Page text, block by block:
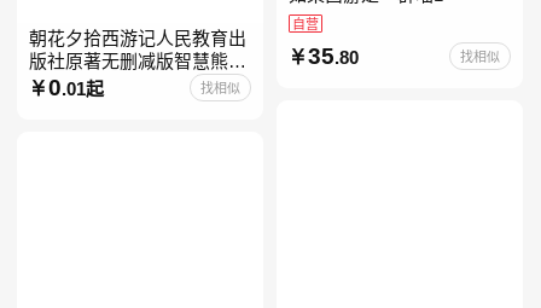
自营
35.80 找相似
朝花夕拾西游记人民教育出
版社原著无删减版智慧熊升
级版七年级必读书目初一上
册人民文学出版社人教版当
0.01起 找相似